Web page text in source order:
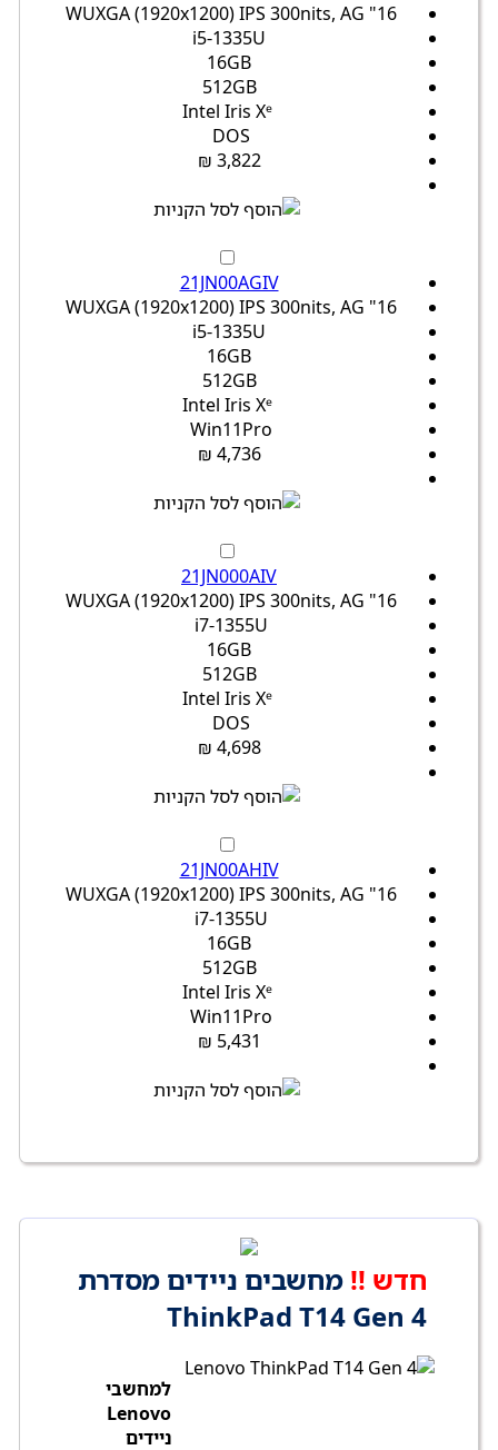
16" WUXGA (1920x1200) IPS 300nits, AG
i5-1335U
16GB
512GB
Intel Iris Xᵉ
DOS
3,822 ₪
21JN00AGIV
16" WUXGA (1920x1200) IPS 300nits, AG
i5-1335U
16GB
512GB
Intel Iris Xᵉ
Win11Pro
4,736 ₪
21JN000AIV
16" WUXGA (1920x1200) IPS 300nits, AG
i7-1355U
16GB
512GB
Intel Iris Xᵉ
DOS
4,698 ₪
21JN00AHIV
16" WUXGA (1920x1200) IPS 300nits, AG
i7-1355U
16GB
512GB
Intel Iris Xᵉ
Win11Pro
5,431 ₪
חדש !! מחשבים ניידים מסדרת
ThinkPad T14 Gen 4
למחשבי
Lenovo
ניידים